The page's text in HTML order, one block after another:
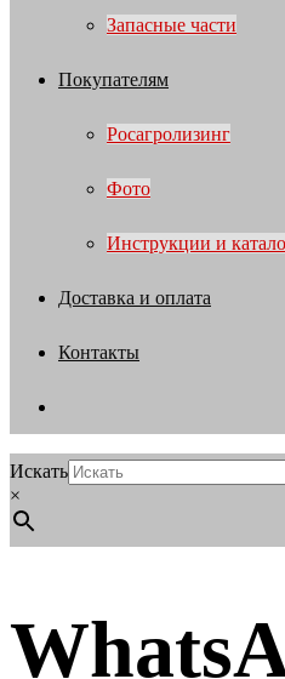
Запасные части
Покупателям
Росагролизинг
Фото
Инструкции и
Доставка и оплата
Контакты
Искать
×